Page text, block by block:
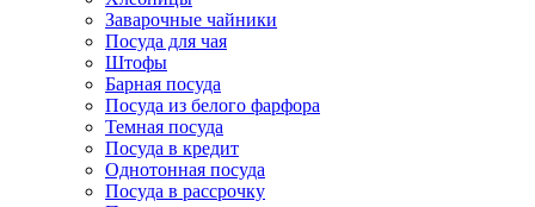
Заварочные чайники
Посуда для чая
Штофы
Барная посуда
Посуда из белого фарфора
Темная посуда
Посуда в кредит
Однотонная посуда
Посуда в рассрочку